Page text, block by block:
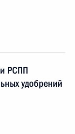
РСПП
удобрений